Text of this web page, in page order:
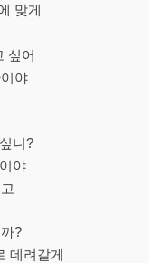
맞게
싶어
야
니?
야
?
데려갈게